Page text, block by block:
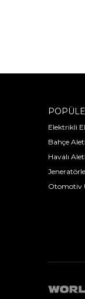
Elektrikli
Bahçe
Havalı
Otomotiv